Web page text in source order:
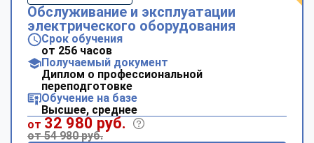
Обслуживание и эксплуатации
электрического оборудования
Срок обучения
от 256 часов
Получаемый документ
Диплом о профессиональной
переподготовке
Обучение на базе
Высшее, среднее
от 32 980 руб.
от 54 980 руб.